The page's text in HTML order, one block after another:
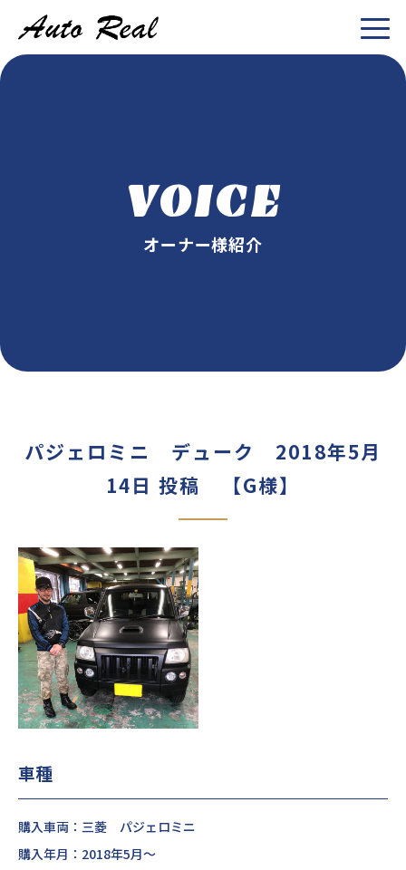
VOICE
オーナー様紹介
パジェロミニ デューク 2018年5月
14日 投稿 【G様】
車種
購入車両：三菱 パジェロミニ
購入年月：2018年5月～